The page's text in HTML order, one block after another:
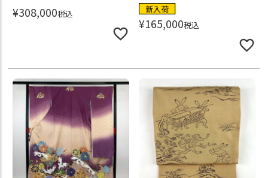
¥308,000税込
新入荷
¥165,000税込